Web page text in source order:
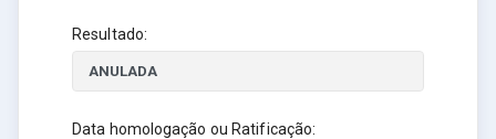
Resultado:
Data homologação ou Ratificação: